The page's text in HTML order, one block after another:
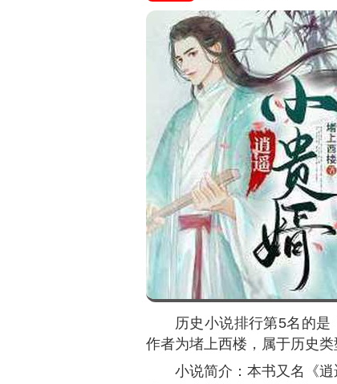
历史小说排行第4名的是
为25932 ，本小说作者为海东
小说简介：新媒体爆款
世，不再当996的社畜，我要
征东瀛，大秦天威浩荡四海
主，没有狗屁阴谋算计，只有
TOP5 逍遥小贵婿